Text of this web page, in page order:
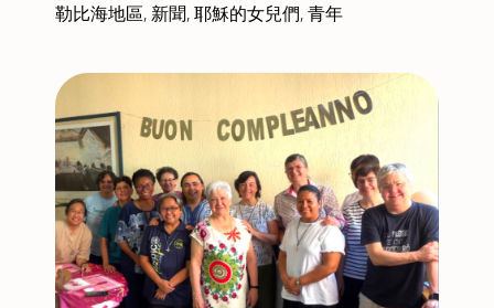
勒比海地區, 新聞,耶穌的女兒們,青年